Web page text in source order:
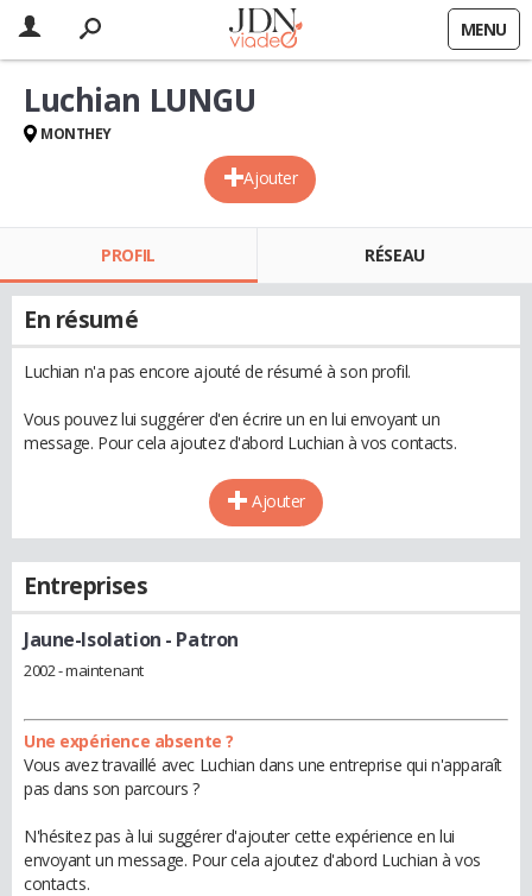
MENU
Ajouter
Luchian LUNGU
MONTHEY
PROFIL RÉSEAU
En résumé
Luchian n'a pas encore ajouté de résumé à son profil.
Vous pouvez lui suggérer d'en écrire un en lui envoyant un
message. Pour cela ajoutez d'abord Luchian à vos contacts.
Ajouter
Entreprises
Jaune-Isolation - Patron
2002 - maintenant
Une expérience absente ?
Vous avez travaillé avec Luchian dans une entreprise qui n'apparaît
pas dans son parcours ?
N'hésitez pas à lui suggérer d'ajouter cette expérience en lui
envoyant un message. Pour cela ajoutez d'abord Luchian à vos
contacts.